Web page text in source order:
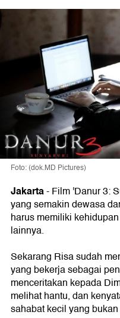
Foto: (dok.MD Pictures)
Jakarta-Film 'Danur 3:
yang semakin dewasa
harus memiliki
lainnya.
Sekarang Risa sudah
yang bekerja sebagai
menceritakan kepada
melihat hantu, dan
sahabat kecil yang